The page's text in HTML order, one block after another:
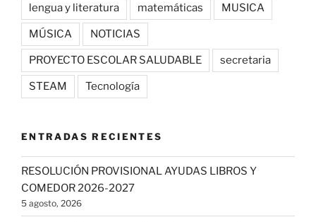
lengua y literatura matemáticas MUSICA
MÚSICA NOTICIAS
PROYECTO ESCOLAR SALUDABLE secretaria
STEAM Tecnología
ENTRADAS RECIENTES
RESOLUCIÓN PROVISIONAL AYUDAS LIBROS Y
COMEDOR 2026-2027
5 agosto, 2026